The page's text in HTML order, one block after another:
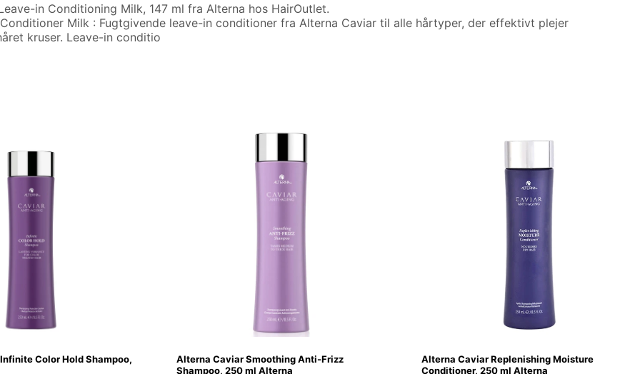
in Conditioning Milk, 147 ml fra Alterna hos HairOutlet.
Milk : Fugtgivende leave-in conditioner fra Alterna Caviar til alle hårtyper, der effektivt plejer
kruser. Leave-in conditio
Color Hold Shampoo,
Alterna Caviar Smoothing Anti-Frizz
Shampoo, 250 ml Alterna
Alterna Caviar Replenishing Moisture
Conditioner, 250 ml Alterna